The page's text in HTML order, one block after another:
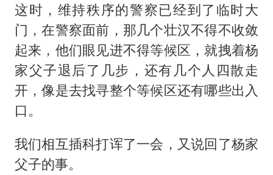
这时，维持秩序的警察已经到了临时大
门，在警察面前，那几个壮汉不得不收敛
起来，他们眼见进不得等候区，就拽着杨
家父子退后了几步，还有几个人四散走
开，像是去找寻整个等候区还有哪些出入
口。
我们相互插科打诨了一会，又说回了杨家
父子的事。